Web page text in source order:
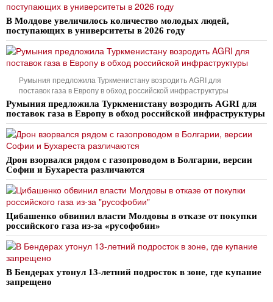
В Молдове увеличилось количество молодых людей,
поступающих в университеты в 2026 году
Румыния предложила Туркменистану возродить AGRI для
поставок газа в Европу в обход российской инфраструктуры
Румыния предложила Туркменистану возродить AGRI для
поставок газа в Европу в обход российской инфраструктуры
Дрон взорвался рядом с газопроводом в Болгарии, версии
Софии и Бухареста различаются
Цибашенко обвинил власти Молдовы в отказе от покупки
российского газа из-за «русофобии»
В Бендерах утонул 13-летний подросток в зоне, где купание
запрещено